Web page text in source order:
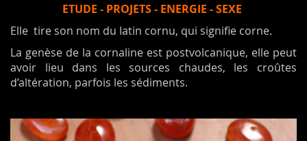
ETUDE - PROJETS - ENERGIE - SEXE
Elle tire son nom du latin cornu, qui signifie corne.
La genèse de la cornaline est postvolcanique, elle peut
avoir lieu dans les sources chaudes, les croûtes
d’altération, parfois les sédiments.